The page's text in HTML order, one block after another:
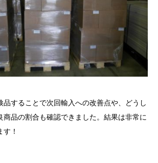
品することで次回輸入への改善点や、どうし
商品の割合も確認できました。結果は非常に
！